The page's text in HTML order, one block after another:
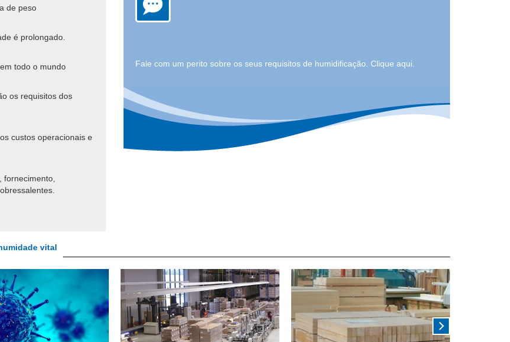
de peso
é prolongado.
todo o mundo
os requisitos dos
custos operacionais e
Fale com um perito sobre os seus requisitos de humidificação. Clique aqui.
vital